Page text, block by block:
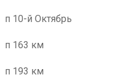
п 10-й Октябрь
п 163 км
п 193 км